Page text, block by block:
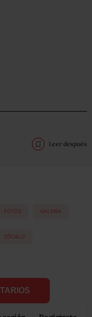
Leer después
FOTOS GALERÍA
ZÓCALO